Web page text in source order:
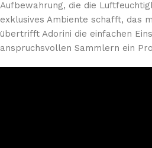
Aufbewahrung, die die
exklusives Ambiente schafft, das
übertrifft Adorini die einfachen
anspruchsvollen Sammlern ein